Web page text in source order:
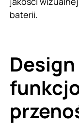
baterii.
Design